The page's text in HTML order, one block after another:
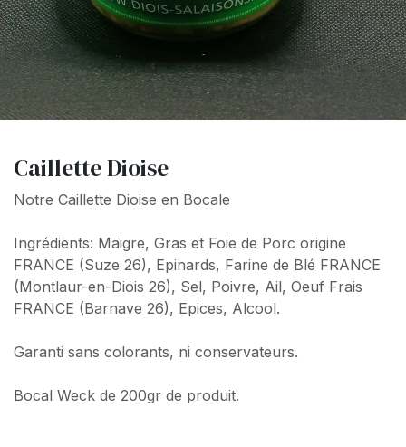
Caillette Dioise
Notre Caillette Dioise en Bocale
Ingrédients: Maigre, Gras et Foie de Porc origine
FRANCE (Suze 26), Epinards, Farine de Blé FRANCE
(Montlaur-en-Diois 26), Sel, Poivre, Ail, Oeuf Frais
FRANCE (Barnave 26), Epices, Alcool.
Garanti sans colorants, ni conservateurs.
Bocal Weck de 200gr de produit.